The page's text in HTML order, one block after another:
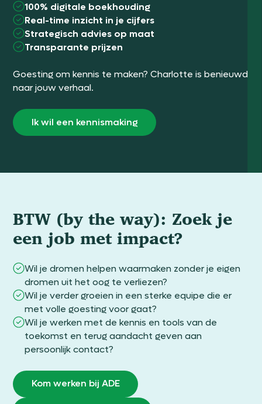
100% digitale boekhouding
Real-time inzicht in je cijfers
Strategisch advies op maat
Transparante prijzen
Goesting om kennis te maken? Charlotte is benieuwd
naar jouw verhaal.
Ik wil een kennismaking
BTW (by the way): Zoek je
een job met impact?
Wil je dromen helpen waarmaken zonder je eigen
dromen uit het oog te verliezen?
Wil je verder groeien in een sterke equipe die er
met volle goesting voor gaat?
Wil je werken met de kennis en tools van de
toekomst en terug aandacht geven aan
persoonlijk contact?
Kom werken bij ADE